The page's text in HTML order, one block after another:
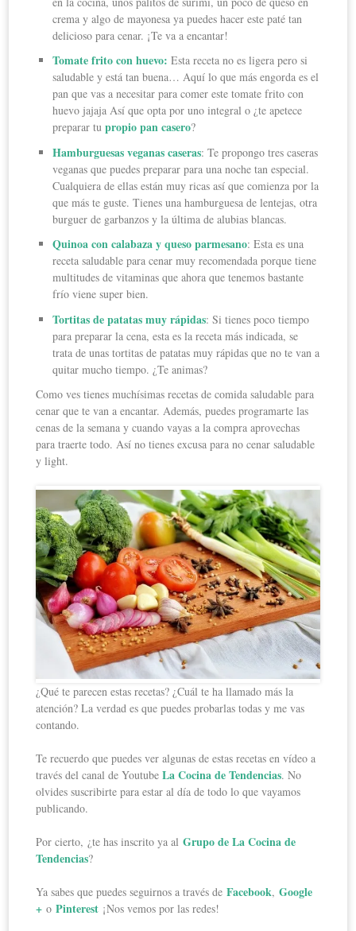
crema y algo de mayonesa ya puedes hacer este paté tan
delicioso para cenar. ¡Te va a encantar!
Tomate frito con huevo: Esta receta no es ligera pero si
saludable y está tan buena… Aquí lo que más engorda es el
pan que vas a necesitar para comer este tomate frito con
huevo jajaja Así que opta por uno integral o ¿te apetece
preparar tupropio pan casero?
Hamburguesas veganas caseras: Te propongo tres caseras
veganas que puedes preparar para una noche tan especial.
Cualquiera de ellas están muy ricas así que comienza por la
que más te guste. Tienes una hamburguesa de lentejas, otra
burguer de garbanzos y la última de alubias blancas.
Quinoa con calabaza y queso parmesano: Esta es una
receta saludable para cenar muy recomendada porque tiene
multitudes de vitaminas que ahora que tenemos bastante
frío viene super bien.
Tortitas de patatas muy rápidas: Si tienes poco tiempo
para preparar la cena, esta es la receta más indicada, se
trata de unas tortitas de patatas muy rápidas que no te van a
quitar mucho tiempo. ¿Te animas?
Como ves tienes muchísimas recetas de comida saludable para
cenar que te van a encantar. Además, puedes programarte las
cenas de la semana y cuando vayas a la compra aprovechas
para traerte todo. Así no tienes excusa para no cenar saludable
y light.
¿Qué te parecen estas recetas? ¿Cuál te ha llamado más la
atención? La verdad es que puedes probarlas todas y me vas
contando.
Te recuerdo que puedes ver algunas de estas recetas en vídeo a
través del canal de YoutubeLa Cocina de Tendencias. No
olvides suscribirte para estar al día de todo lo que vayamos
publicando.
Por cierto, ¿te has inscrito ya alGrupo de La Cocina de
Tendencias?
Ya sabes que puedes seguirnos a través deFacebook,Google
+ oPinterest ¡Nos vemos por las redes!